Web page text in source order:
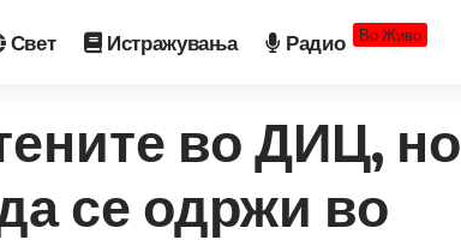
Свет Истражувања Радио Во Живо
во ДИЦ, но
се одржи во